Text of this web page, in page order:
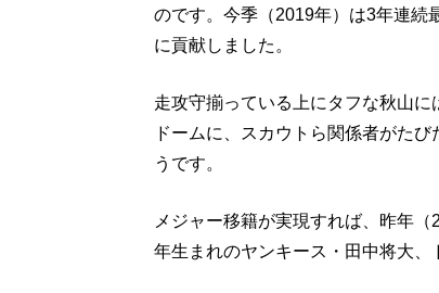
のです。今季（2019年）は3年連続
に貢献しました。
走攻守揃っている上にタフな秋山
ドームに、スカウトら関係者がた
うです。
メジャー移籍が実現すれば、昨年
年生まれのヤンキース・田中将大、